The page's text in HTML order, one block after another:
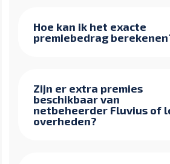
Hoe kan ik het exacte
premiebedrag
Zijn er extra premies
beschikbaar van
netbeheerder Fluvius of
overheden?